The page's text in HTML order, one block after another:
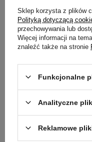
Keto sernik z
carb]
Sernik z polewą o
laskowymi!
Sklep korzysta z plików
Polityką dotyczącą
przechowywania lub
Więcej informacji na
znaleźć także na stronie
Funkcjonalne
Analityczne
Reklamowe